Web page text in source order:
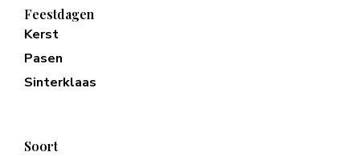
Feestdagen
Kerst
Pasen
Sinterklaas
Soort